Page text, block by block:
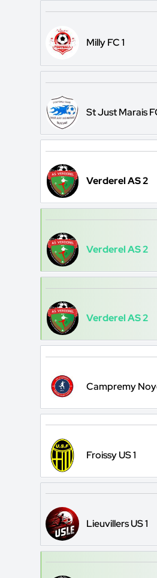
Milly FC 1
St Just Marais
Verderel AS 2
Verderel AS 2
Verderel AS 2
Campremy
Froissy US 1
Lieuvillers US 1